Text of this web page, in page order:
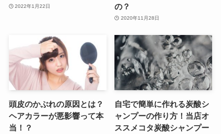
2022年1月22日 の？
2020年11月28日
頭皮のかぶれの原因とは？
ヘアカラーが悪影響って本
当！？
自宅で簡単に作れる炭酸シ
ャンプーの作り方！当店オ
ススメコタ炭酸シャンプー